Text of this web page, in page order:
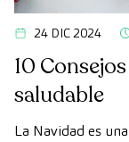
24 DIC 2024
10
saludable
La Navidad es